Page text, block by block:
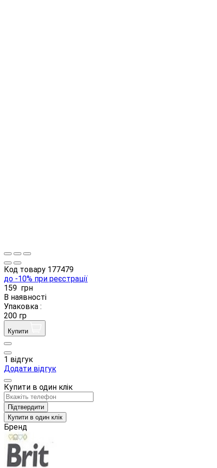
Код товару 177479
до -10% при реєстрації
159 грн
В наявності
Упаковка :
200 гр
Купити
1 відгук
Додати відгук
Купити в один клік
Підтвердити
Купити в один клік
Бренд